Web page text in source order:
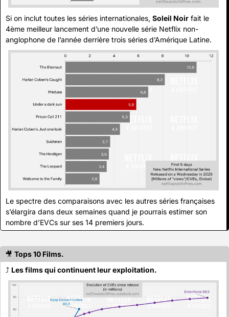
Si on inclut toutes les séries internationales, Soleil Noir fait le
4ème meilleur lancement d’une nouvelle série Netflix non-
anglophone de l’année derrière trois séries d’Amérique Latine.
Le spectre des comparaisons avec les autres séries françaises
s’élargira dans deux semaines quand je pourrais estimer son
nombre d’EVCs sur ses 14 premiers jours.
🎥 Tops 10 Films.
⤴️ Les films qui continuent leur exploitation.